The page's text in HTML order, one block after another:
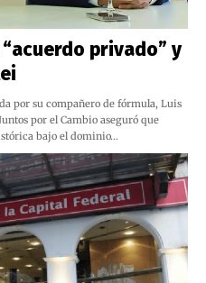
privado” y
por su compañero de fórmula, Luis
por el Cambio aseguró que
bajo el dominio…